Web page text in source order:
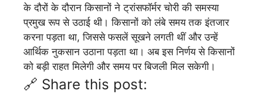
के दौरों के दौरान किसानों ने ट्रांसफॉर्मर चोरी की समस्या
प्रमुख रूप से उठाई थी। किसानों को लंबे समय तक इंतजार
करना पड़ता था, जिससे फसलें सूखने लगती थीं और उन्हें
आर्थिक नुकसान उठाना पड़ता था। अब इस निर्णय से किसानों
को बड़ी राहत मिलेगी और समय पर बिजली मिल सकेगी।
🔗 Share this post: